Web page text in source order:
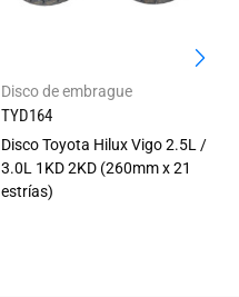
Disco de embrague
TYD164
Disco Toyota Hilux Vigo 2.5L /
3.0L 1KD 2KD (260mm x 21
estrías)